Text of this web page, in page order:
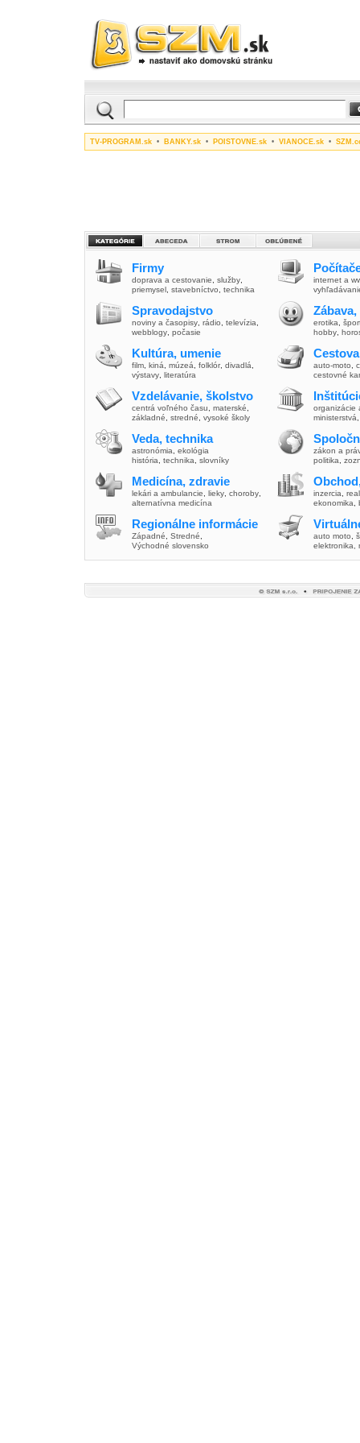
TV-PROGRAM.sk • BANKY.sk • POISTOVNE.sk • VIANOCE.sk •
Firmy
doprava a cestovanie služby
priemysel stavebníctvo technika
Spravodajstvo
noviny a časopisy rádio televízia
webblogy počasie
Kultúra, umenie
film kiná múzeá folklór, divadlá
výstavy literatúra
Vzdelávanie, školstvo
centrá voľného času materské
základné
stredné vysoké školy
Veda, technika
astronómia
ekológia
história
technika slovníky
Medicína, zdravie
lekári a ambulancie lieky choroby
alternatívna medicína
Regionálne informácie
Západné Stredné
Východné slovensko
internet a
erotika
hobby
auto-moto
cestovné
organizácie
ministerstvá
zákon a
politika
inzercia
ekonomika
auto moto
elektronika,